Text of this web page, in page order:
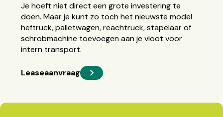
Je hoeft niet direct een grote investering te
doen. Maar je kunt zo toch het nieuwste model
heftruck, palletwagen, reachtruck, stapelaar of
schrobmachine toevoegen aan je vloot voor
intern transport.
Leaseaanvraag